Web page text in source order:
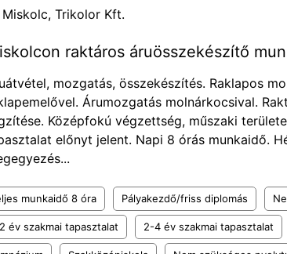
Miskolc, Trikolor Kft.
raktáros áruösszekészítő
mozgatás, összekészítés. Raklapos
Árumozgatás molnárkocsival.
Középfokú végzettség, műszaki
előnyt jelent. Napi 8 órás munkaidő.
munkaidő 8 óra Pályakezdő/friss diplomás
év szakmai tapasztalat 2-4 év szakmai tapasztalat